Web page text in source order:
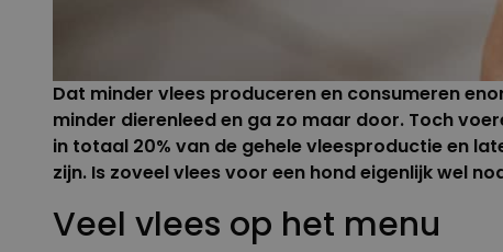
Dat minder vlees produceren en consumeren
minder dierenleed en ga zo maar door. Toch
in totaal 20% van de gehele vleesproductie en
zijn. Is zoveel vlees voor een hond eigenlijk wel
Veel vlees op het menu